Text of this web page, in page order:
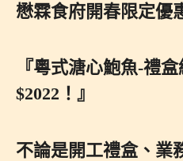
懋霖食府開春限定優
『粵式溏心鮑魚-禮
$2022！』
不論是開工禮盒、業